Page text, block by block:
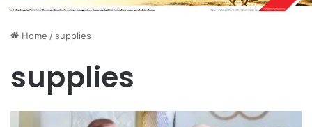
Home / supplies
supplies